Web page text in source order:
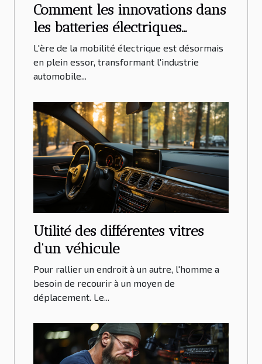
Comment les innovations dans
les batteries électriques
transforment l'industrie
automobile
L'ère de la mobilité électrique est désormais
en plein essor, transformant l'industrie
automobile...
Utilité des différentes vitres
d'un véhicule
Pour rallier un endroit à un autre, l'homme a
besoin de recourir à un moyen de
déplacement. Le...